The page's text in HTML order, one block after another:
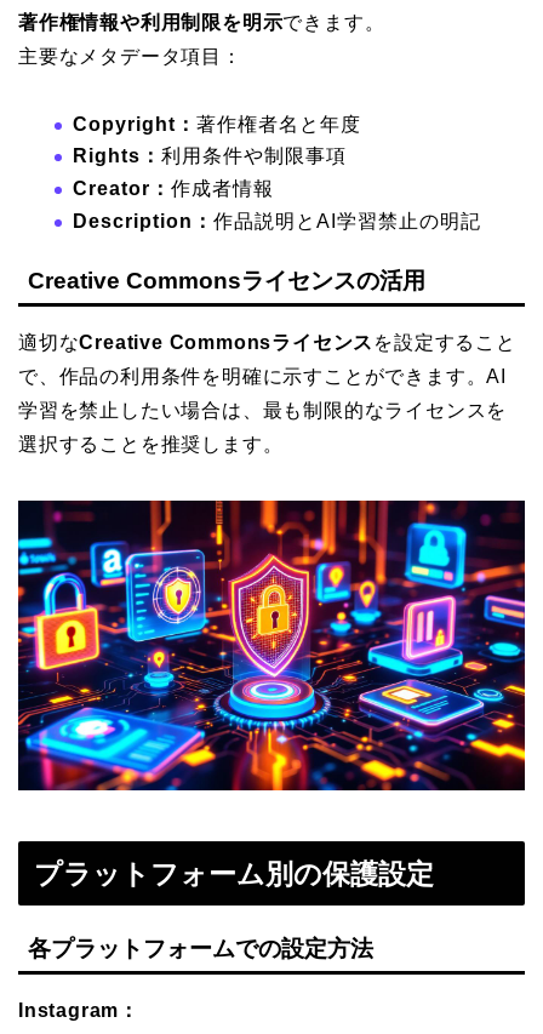
著作権情報や利用制限を明示できます。
主要なメタデータ項目：
Copyright： 著作権者名と年度
Rights： 利用条件や制限事項
Creator： 作成者情報
Description： 作品説明とAI学習禁止の明記
Creative Commonsライセンスの活用
適切なCreative Commonsライセンス を設定すること
で、作品の利用条件を明確に示すことができます。AI
学習を禁止したい場合は、最も制限的なライセンスを
選択することを推奨します。
プラットフォーム別の保護設定
各プラットフォームでの設定方法
Instagram：